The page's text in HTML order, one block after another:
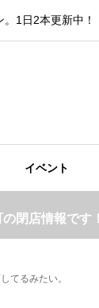
1日2本更新中！
イベント
閉店情報です！
てるみたい。